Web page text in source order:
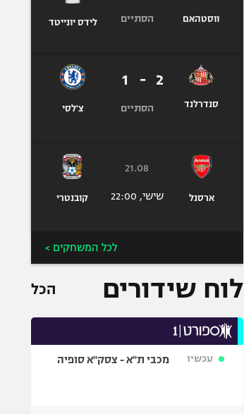
ווסטהאם הסתיים לידס יונייטד
סנדרלנד
2
-
1
הסתיים צ'לסי
ארסנל
21.08
שישי, 22:00 קובנטרי
לכל המשחקים >
לוח שידורים הכל
עכשיו מכבי ת"א - צסק"א סופיה